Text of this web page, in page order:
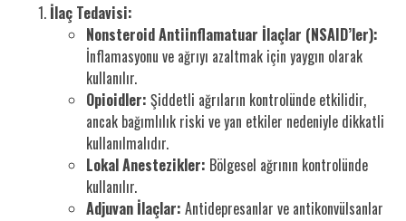
İlaç Tedavisi:
Nonsteroid Antiinflamatuar İlaçlar (NSAID’ler):
İnflamasyonu ve ağrıyı azaltmak için yaygın olarak
kullanılır.
Opioidler: Şiddetli ağrıların kontrolünde etkilidir,
ancak bağımlılık riski ve yan etkiler nedeniyle dikkatli
kullanılmalıdır.
Lokal Anestezikler: Bölgesel ağrının kontrolünde
kullanılır.
Adjuvan İlaçlar: Antidepresanlar ve antikonvülsanlar